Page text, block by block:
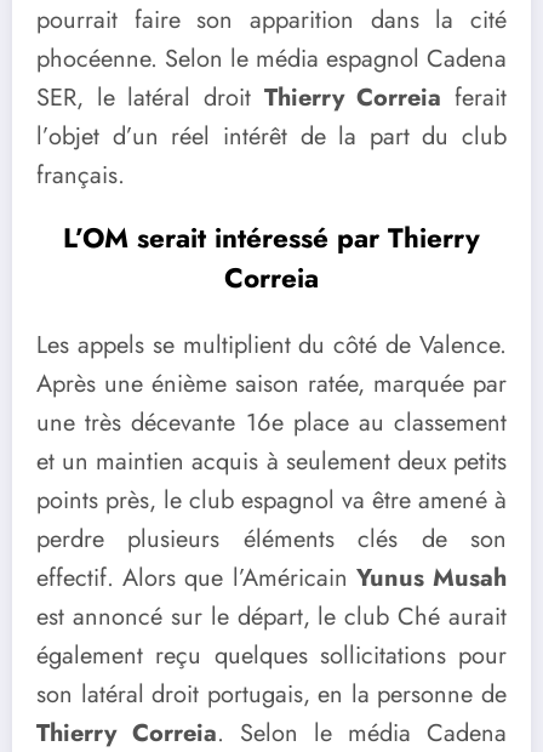
pourrait faire son apparition dans la cité
phocéenne. Selon le média espagnol Cadena
SER, le latéral droit Thierry Correia ferait
l’objet d’un réel intérêt de la part du club
français.
L’OM serait intéressé par Thierry
Correia
Les appels se multiplient du côté de Valence.
Après une énième saison ratée, marquée par
une très décevante 16e place au classement
et un maintien acquis à seulement deux petits
points près, le club espagnol va être amené à
perdre plusieurs éléments clés de son
effectif. Alors que l’Américain Yunus Musah
est annoncé sur le départ, le club Ché aurait
également reçu quelques sollicitations pour
son latéral droit portugais, en la personne de
Thierry Correia. Selon le média Cadena